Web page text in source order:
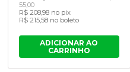
55,00
R$ 208,98 no pix
R$ 215,58 no boleto
ADICIONAR AO
CARRINHO